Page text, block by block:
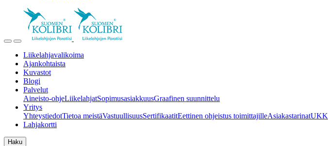
Liikelahjavalikoima
Ajankohtaista
Kuvastot
Blogi
Palvelut
Aineisto-ohjeLiikelahjatSopimusasiakkuusGraafinen suunnittelu
Yritys
YhteystiedotTietoa meistäVastuullisuusSertifikaatitEettinen ohjeistus toimittajilleAsiakastarinatUKK
Lahjakortti
Haku